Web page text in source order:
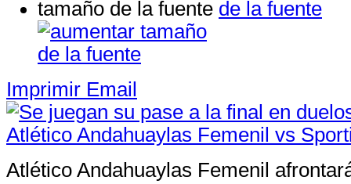
tamaño de la fuente
Imprimir Email
Atlético Andahuaylas Femenil